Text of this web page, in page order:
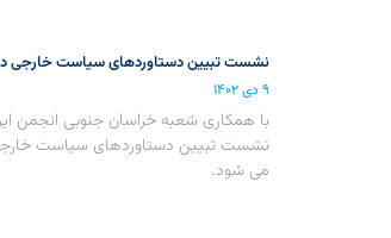
نشست تبیین دستاوردهای سیاست خارجی
۹ دی ۱۴۰۲
با همکاری شعبه خراسان جنوبی انجمن
نشست تبیین دستاوردهای سیاست
می شود.